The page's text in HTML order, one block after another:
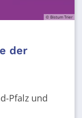
© Bistum Trier
der
Pfalz und